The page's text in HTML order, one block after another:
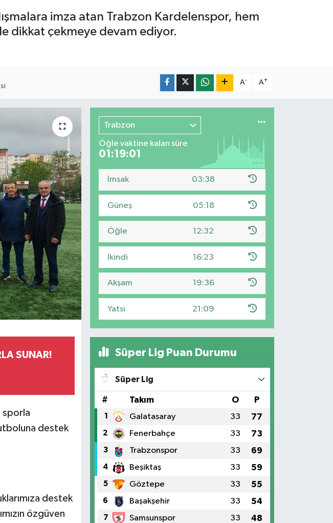
imza atan Trabzon Kardelenspor, hem
dikkat çekmeye devam ediyor.
A- A+
SUNAR!
sporla
destek
destek
özgüven
Trabzon
Öğle vaktine kalan süre
01:19:00
İmsak 03:38
Güneş 05:18
Öğle 12:32
İkindi 16:23
Akşam 19:36
Yatsı 21:09
Süper Lig Puan Durumu
Süper Lig
# Takım O P
1 Galatasaray 33 77
2 Fenerbahçe 33 73
3 Trabzonspor 33 69
4 Beşiktaş 33 59
5 Göztepe 33 55
6 Başakşehir 33 54
7 Samsunspor 33 48